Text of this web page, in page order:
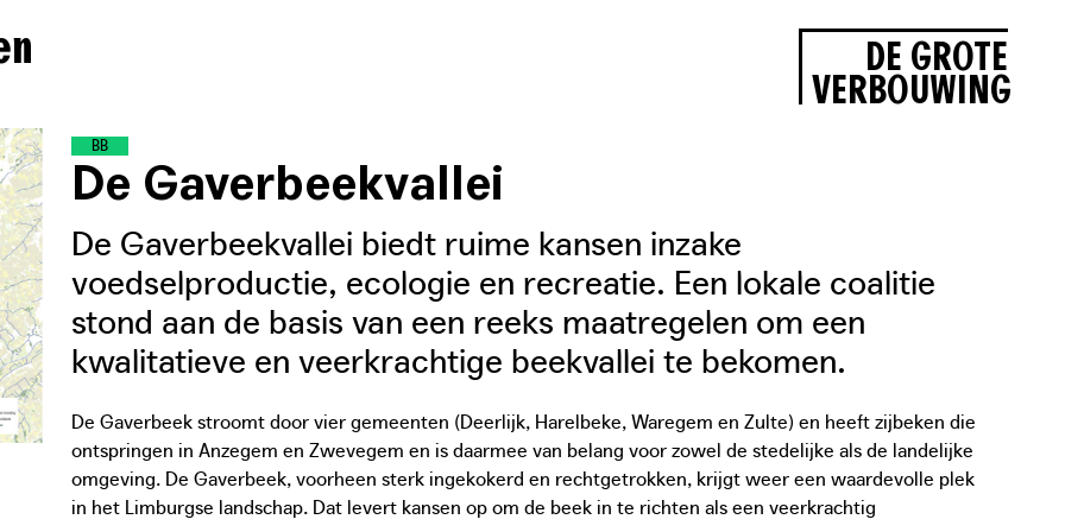
DE GROTE
VERBOUWING
BU
F
F
E
R
B
De Gaverbeekvallei
De Gaverbeekvallei biedt ruime kansen inzake
voedselproductie, ecologie en recreatie. Een lokale coalitie
stond aan de basis van een reeks maatregelen om een
kwalitatieve en veerkrachtige beekvallei te bekomen.
De Gaverbeek stroomt door vier gemeenten (Deerlijk, Harelbeke, Waregem en Zulte) en heeft zijbeken die
ontspringen in Anzegem en Zwevegem en is daarmee van belang voor zowel de stedelijke als de landelijke
omgeving. De Gaverbeek, voorheen sterk ingekokerd en rechtgetrokken, krijgt weer een waardevolle plek
in het Limburgse landschap. Dat levert kansen op om de beek in te richten als een veerkrachtig